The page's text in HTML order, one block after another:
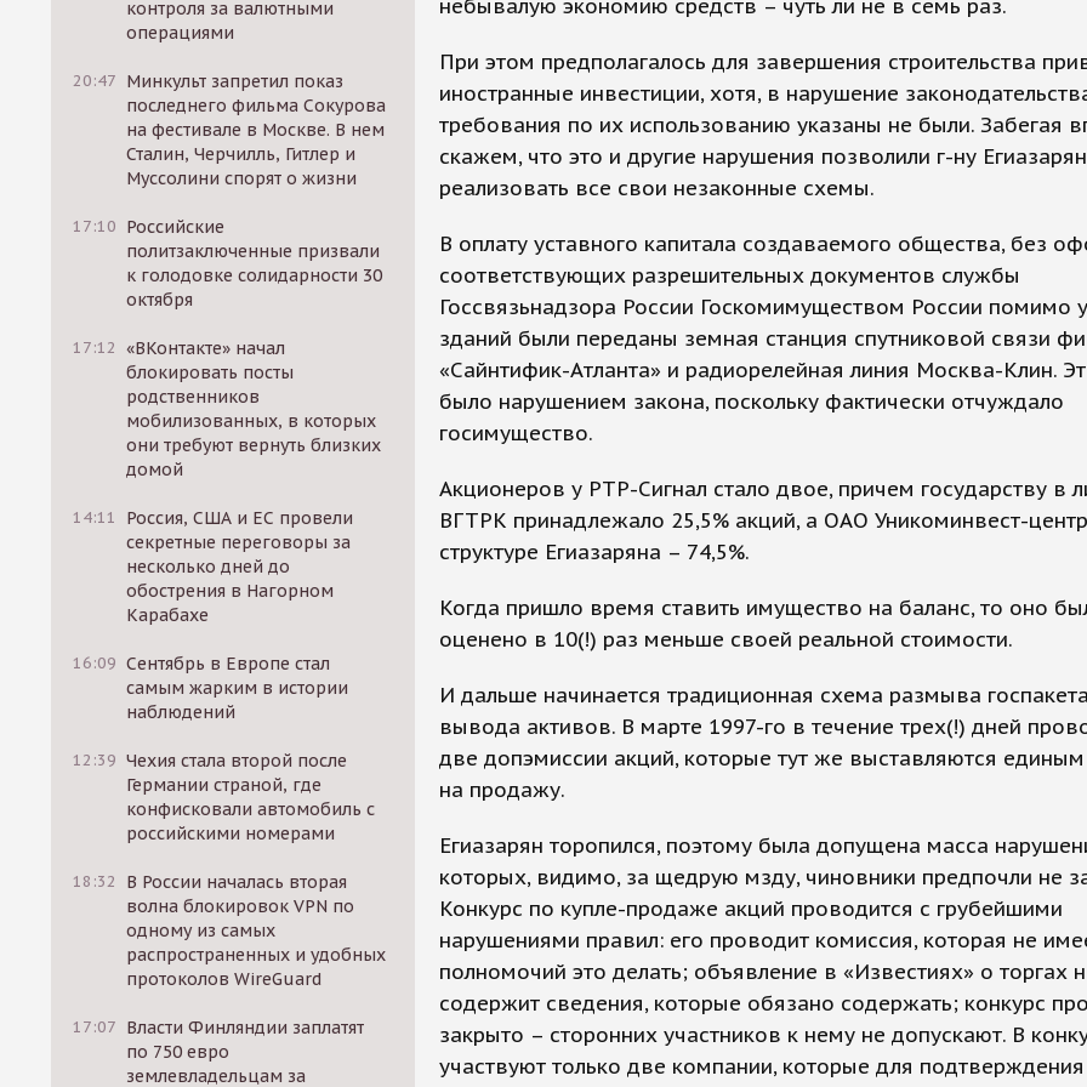
контроля за валютными
операциями
20:47 Минкульт запретил показ
последнего фильма Сокурова
на фестивале в Москве. В нем
Сталин, Черчилль, Гитлер и
Муссолини спорят о жизни
17:10 Российские
политзаключенные призвали
к голодовке солидарности 30
октября
17:12 «ВКонтакте» начал
блокировать посты
родственников
мобилизованных, в которых
они требуют вернуть близких
домой
14:11
Россия, США и ЕС провели
секретные переговоры за
несколько дней до
обострения в Нагорном
Карабахе
16:09 Сентябрь в Европе стал
самым жарким в истории
наблюдений
12:39 Чехия стала второй после
Германии страной, где
конфисковали автомобиль с
российскими номерами
18:32
В России началась вторая
волна блокировок VPN по
одному из самых
распространенных и удобных
протоколов WireGuard
17:07 Власти Финляндии заплатят
по 750 евро
землевладельцам за
небывалую экономию средств – чуть ли не в семь раз.
При этом предполагалось для завершения строительства
иностранные инвестиции, хотя, в нарушение
требования по их использованию указаны не были. Забегая
скажем, что это и другие нарушения позволили г-ну
реализовать все свои незаконные схемы.
В оплату уставного капитала создаваемого общества, без
соответствующих разрешительных документов службы
Госсвязьнадзора России Госкомимуществом России помимо
зданий были переданы земная станция спутниковой связи
«Сайнтифик-Атланта» и радиорелейная линия Москва-Клин.
было нарушением закона, поскольку фактически отчуждало
госимущество.
Акционеров у РТР-Сигнал стало двое, причем государству в
ВГТРК принадлежало 25,5% акций, а ОАО Уникоминвест-
структуре Егиазаряна – 74,5%.
Когда пришло время ставить имущество на баланс, то оно
оценено в 10(!) раз меньше своей реальной стоимости.
И дальше начинается традиционная схема размыва
вывода активов. В марте 1997-го в течение трех(!) дней
две допэмиссии акций, которые тут же выставляются
на продажу.
Егиазарян торопился, поэтому была допущена масса
которых, видимо, за щедрую мзду, чиновники предпочли не
Конкурс по купле-продаже акций проводится с грубейшими
нарушениями правил: его проводит комиссия, которая не
полномочий это делать; объявление в «Известиях» о торгах
содержит сведения, которые обязано содержать; конкурс
закрыто – сторонних участников к нему не допускают. В
участвуют только две компании, которые для подтверждения